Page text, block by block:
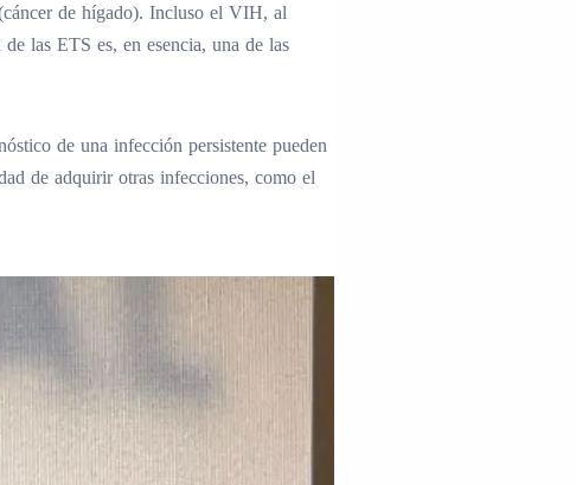
de hígado). Incluso el VIH, al
las ETS es, en esencia, una de las
de una infección persistente pueden
de adquirir otras infecciones, como el